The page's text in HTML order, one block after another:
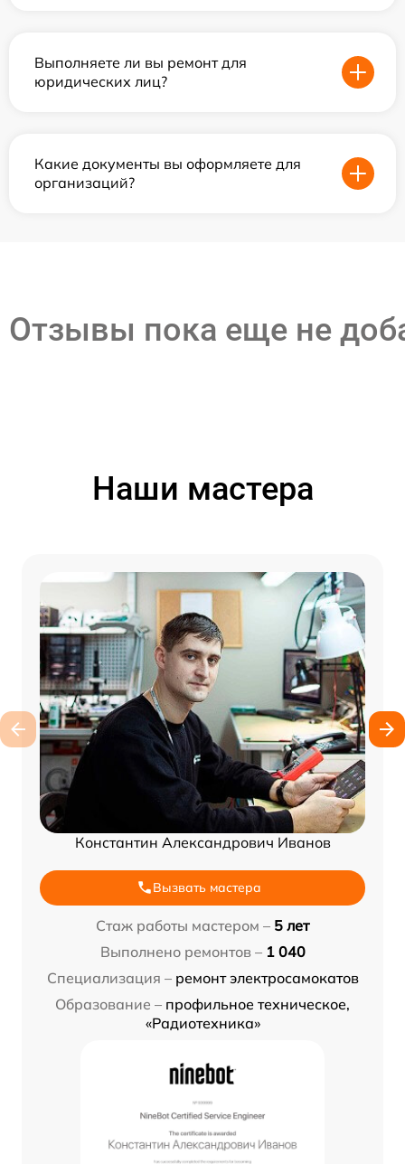
Выполняете ли вы ремонт для
юридических лиц?
Какие документы вы оформляете для
организаций?
Отзывы пока еще не
Наши мастера
Константин Александрович Иванов
Вызвать мастера
Стаж работы мастером – 5 лет
Выполнено ремонтов – 1 040
Специализация – ремонт электросамокатов
Образование – профильное техническое,
«Радиотехника»